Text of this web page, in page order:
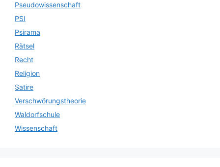
Pseudowissenschaft
PSI
Psirama
Rätsel
Recht
Religion
Satire
Verschwörungstheorie
Waldorfschule
Wissenschaft